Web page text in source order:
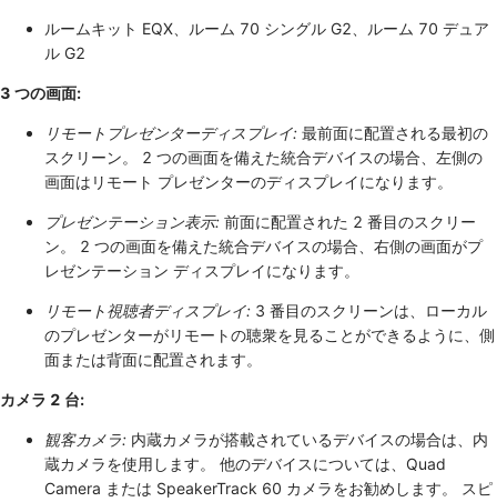
ルームキット EQX、ルーム 70 シングル G2、ルーム 70 デュア
ル G2
3 つの画面:
リモートプレゼンターディスプレイ: 最前面に配置される最初の
スクリーン。 2 つの画面を備えた統合デバイスの場合、左側の
画面はリモート プレゼンターのディスプレイになります。
プレゼンテーション表示: 前面に配置された 2 番目のスクリー
ン。 2 つの画面を備えた統合デバイスの場合、右側の画面がプ
レゼンテーション ディスプレイになります。
リモート視聴者ディスプレイ: 3 番目のスクリーンは、ローカル
のプレゼンターがリモートの聴衆を見ることができるように、側
面または背面に配置されます。
カメラ 2 台:
観客カメラ: 内蔵カメラが搭載されているデバイスの場合は、内
蔵カメラを使用します。 他のデバイスについては、Quad
Camera または SpeakerTrack 60 カメラをお勧めします。 スピ